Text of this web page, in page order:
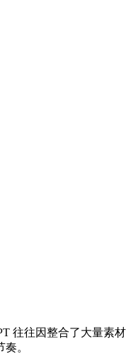
往往因整合了大量素
。